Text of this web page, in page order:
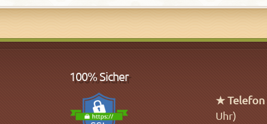
100% Sicher
★ Telefon
Uhr)